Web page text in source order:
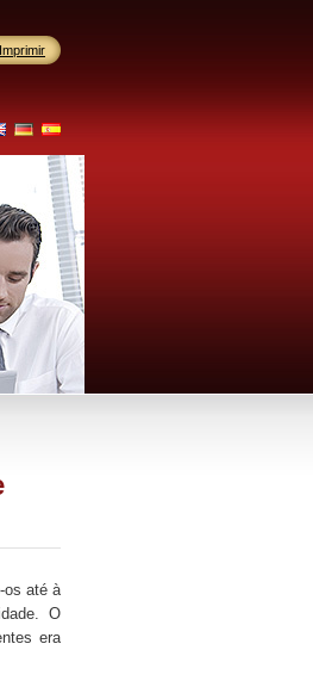
os até à
O
era
Imprimir